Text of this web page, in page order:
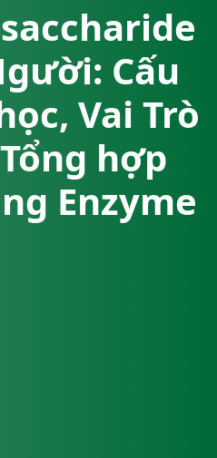
Cấu
Vai Trò
hợp
Enzyme